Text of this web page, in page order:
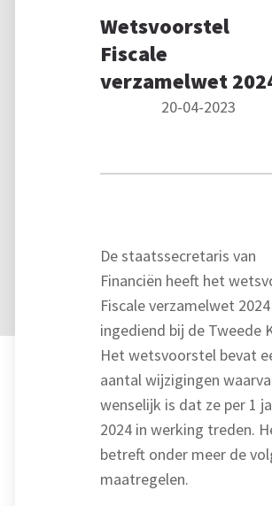
Wetsvoorstel
Fiscale
verzamelwet
20-04-2023
De staatssecretaris van
Financiën heeft het
Fiscale verzamelwet 2024
ingediend bij de Tweede
Het wetsvoorstel bevat
aantal wijzigingen
wenselijk is dat ze per 1
2024 in werking treden.
betreft onder meer de
maatregelen.